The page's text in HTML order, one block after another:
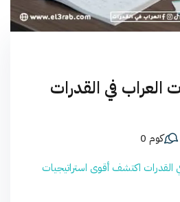
العراب في القدرات
كوم 0
القدرات اكتشف أقوى استراتيجيات